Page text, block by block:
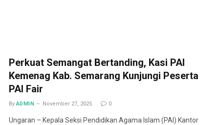
Perkuat Semangat Bertanding, Kasi PAI
Kemenag Kab. Semarang Kunjungi Peserta
PAI Fair
By ADMIN November 27, 2025 0
Ungaran – Kepala Seksi Pendidikan Agama Islam (PAI) Kantor